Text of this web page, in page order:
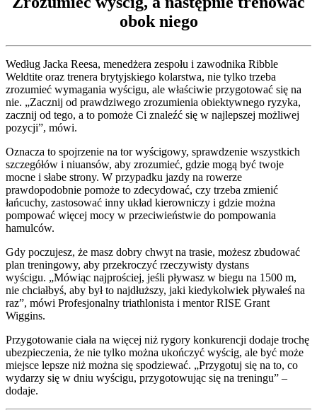
obok niego
Według Jacka Reesa, menedżera zespołu i zawodnika Ribble
Weldtite oraz trenera brytyjskiego kolarstwa, nie tylko trzeba
zrozumieć wymagania wyścigu, ale właściwie przygotować się na
nie. „Zacznij od prawdziwego zrozumienia obiektywnego ryzyka,
zacznij od tego, a to pomoże Ci znaleźć się w najlepszej możliwej
pozycji”, mówi.
Oznacza to spojrzenie na tor wyścigowy, sprawdzenie wszystkich
szczegółów i niuansów, aby zrozumieć, gdzie mogą być twoje
mocne i słabe strony. W przypadku jazdy na rowerze
prawdopodobnie pomoże to zdecydować, czy trzeba zmienić
łańcuchy, zastosować inny układ kierowniczy i gdzie można
pompować więcej mocy w przeciwieństwie do pompowania
hamulców.
Gdy poczujesz, że masz dobry chwyt na trasie, możesz zbudować
plan treningowy, aby przekroczyć rzeczywisty dystans
wyścigu. „Mówiąc najprościej, jeśli pływasz w biegu na 1500 m,
nie chciałbyś, aby był to najdłuższy, jaki kiedykolwiek pływałeś na
raz”, mówi Profesjonalny triathlonista i mentor RISE Grant
Wiggins.
Przygotowanie ciała na więcej niż rygory konkurencji dodaje trochę
ubezpieczenia, że nie tylko można ukończyć wyścig, ale być może
miejsce lepsze niż można się spodziewać. „Przygotuj się na to, co
wydarzy się w dniu wyścigu, przygotowując się na treningu” –
dodaje.